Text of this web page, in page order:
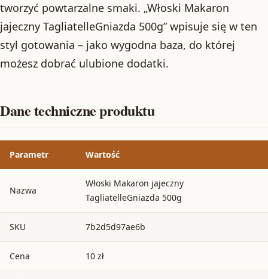
tworzyć powtarzalne smaki. „Włoski Makaron
jajeczny TagliatelleGniazda 500g” wpisuje się w ten
styl gotowania – jako wygodna baza, do której
możesz dobrać ulubione dodatki.
Dane techniczne produktu
Parametr Wartość
Nazwa
Włoski Makaron jajeczny
TagliatelleGniazda 500g
SKU 7b2d5d97ae6b
Cena 10 zł